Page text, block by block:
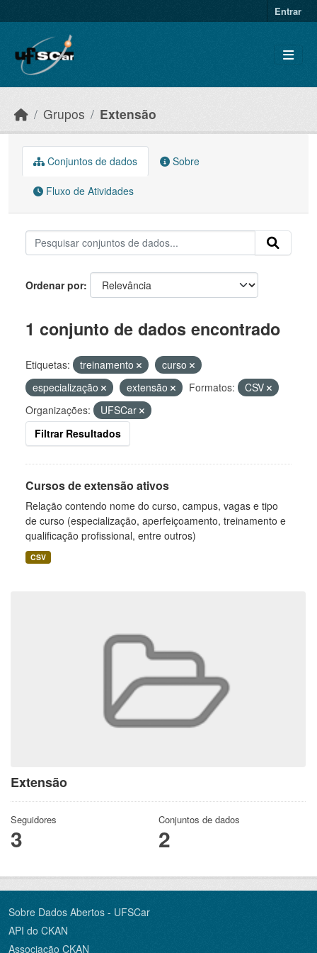
Entrar
Grupos Extensão
Extensão
Seguidores
3
Conjuntos de dados
2
Conjuntos de dados Sobre
Fluxo de Atividades
Ordenar por
1 conjunto de dados encontrado
Etiquetas: treinamento
curso
especialização
extensão Formatos:
CSV
Organizações:
UFSCar
Filtrar Resultados
Cursos de extensão ativos
Relação contendo nome do curso, campus, vagas e tipo
de curso (especialização, aperfeiçoamento, treinamento e
qualificação profissional, entre outros)
CSV
Sobre Dados Abertos - UFSCar
API do CKAN
Associação CKAN